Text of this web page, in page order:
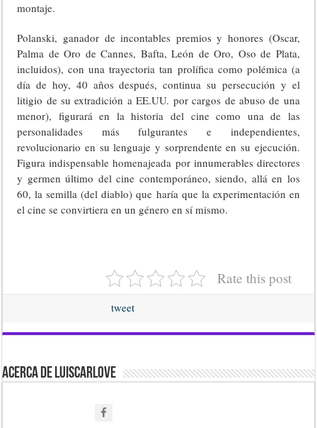
montaje.
Polanski, ganador de incontables premios y honores (Oscar,
Palma de Oro de Cannes, Bafta, León de Oro, Oso de Plata,
incluidos), con una trayectoria tan prolífica como polémica (a
día de hoy, 40 años después, continua su persecución y el
litigio de su extradición a EE.UU. por cargos de abuso de una
menor), figurará en la historia del cine como una de las
personalidades más fulgurantes e independientes,
revolucionario en su lenguaje y sorprendente en su ejecución.
Figura indispensable homenajeada por innumerables directores
y germen último del cine contemporáneo, siendo, allá en los
60, la semilla (del diablo) que haría que la experimentación en
el cine se convirtiera en un género en sí mismo.
Rate this post
tweet
Acerca de luiscarlove